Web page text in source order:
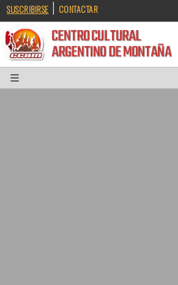
SUSCRIBIRSE | CONTACTAR
CENTRO CULTURAL
ARGENTINO DE MONTAÑA